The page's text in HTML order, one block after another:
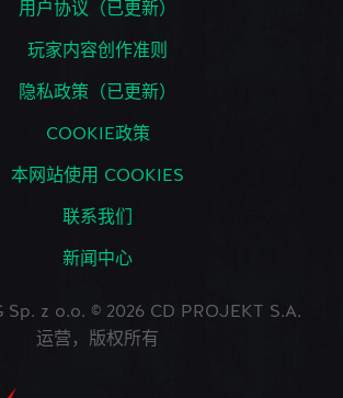
用户协议（已更新）
玩家内容创作准则
隐私政策（已更新）
COOKIE政策
本网站使用 COOKIES
联系我们
新闻中心
Sp. z o.o. © 2026 CD PROJEKT S.A.
运营，版权所有